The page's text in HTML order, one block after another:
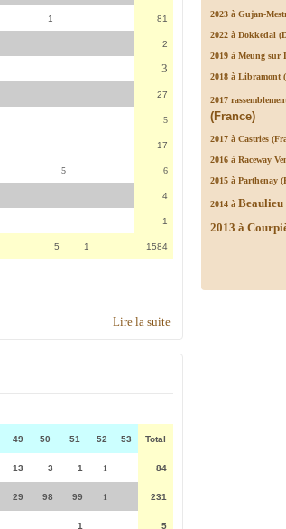
1 81
2
3
27
5
17
5 6
4
1
5 1 1584
Lire la suitede Talbot Samba par
49 50 51 52 53 Total
13 3 1 1 84
29 98 99 1 231
1 5
2023 à Gujan-
2022 à Dokkedal
2019 à Meung sur
2018 à Libramont
2017
(France)
2017 à Castries
2016 à Raceway
2015 à Parthenay
2014 à Beaulieu
2013 à